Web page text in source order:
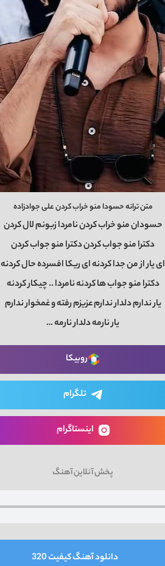
متن ترانه حسودا منو خراب کردن علی جوادزاده
حسودان منو خراب کردن نامردا زبونم لال کردن
دکترا منو جواب کردن دکترا منو جواب کردن
ای یار از من جدا کردنه ای ریکا افسرده حال کردنه
دکترا منو جواب ها کردنه نامردا .. چیکار کردنه
یار ندارم دلدار ندارم عزیزم رفته و غمخوار ندارم
یار نارمه دلدار نارمه …
روبیکا
تلگرام
اینستاگرام
پخش آنلاین آهنگ
دانلود آهنگ کیفیت 320